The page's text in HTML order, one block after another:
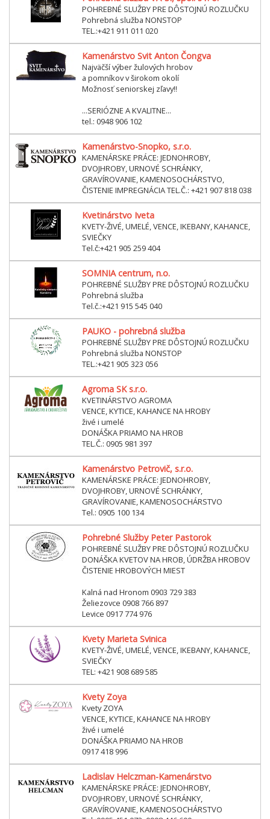
POHREBNÉ SLUŽBY PRE DÔSTOJNÚ ROZLUČKU
Pohrebná služba NONSTOP
TEL.:+421 911 011 020
Kamenárstvo Svit Anton Čongva
Najväčší výber žulových hrobov
a pomníkov v širokom okolí
Možnosť seniorskej zľavy!!
...SERIÓZNE A KVALITNE...
tel.: 0948 906 102
Kamenárstvo-Snopko, s.r.o.
KAMENÁRSKE PRÁCE: JEDNOHROBY,
DVOJHROBY, URNOVÉ SCHRÁNKY,
GRAVÍROVANIE, KAMENOSOCHÁRSTVO,
ČISTENIE IMPREGNÁCIA TEL.Č.: +421 907 818 038
Kvetinárstvo Iveta
KVETY-ŽIVÉ, UMELÉ, VENCE, IKEBANY, KAHANCE,
SVIEČKY
Tel.č:+421 905 259 404
SOMNIA centrum, n.o.
POHREBNÉ SLUŽBY PRE DÔSTOJNÚ ROZLUČKU
Pohrebná služba
Tel.č.:+421 915 545 040
PAUKO - pohrebná služba
POHREBNÉ SLUŽBY PRE DÔSTOJNÚ ROZLUČKU
Pohrebná služba NONSTOP
TEL.:+421 905 323 056
Agroma SK s.r.o.
KVETINÁRSTVO AGROMA
VENCE, KYTICE, KAHANCE NA HROBY
živé i umelé
DONÁŠKA PRIAMO NA HROB
TEL.Č.: 0905 981 397
Kamenárstvo Petrovič, s.r.o.
KAMENÁRSKE PRÁCE: JEDNOHROBY,
DVOJHROBY, URNOVÉ SCHRÁNKY,
GRAVÍROVANIE, KAMENOSOCHÁRSTVO
Tel.: 0905 100 134
Pohrebné Služby Peter Pastorok
POHREBNÉ SLUŽBY PRE DÔSTOJNÚ ROZLUČKU
DONÁŠKA KVETOV NA HROB, ÚDRŽBA HROBOV
ČISTENIE HROBOVÝCH MIEST
Kalná nad Hronom 0903 729 383
Želiezovce 0908 766 897
Levice 0917 774 976
Kvety Marieta Svinica
KVETY-ŽIVÉ, UMELÉ, VENCE, IKEBANY, KAHANCE,
SVIEČKY
TEL: +421 908 689 585
Kvety Zoya
Kvety ZOYA
VENCE, KYTICE, KAHANCE NA HROBY
živé i umelé
DONÁŠKA PRIAMO NA HROB
0917 418 996
Ladislav Helczman-Kamenárstvo
KAMENÁRSKE PRÁCE: JEDNOHROBY,
DVOJHROBY, URNOVÉ SCHRÁNKY,
GRAVÍROVANIE, KAMENOSOCHÁRSTVO